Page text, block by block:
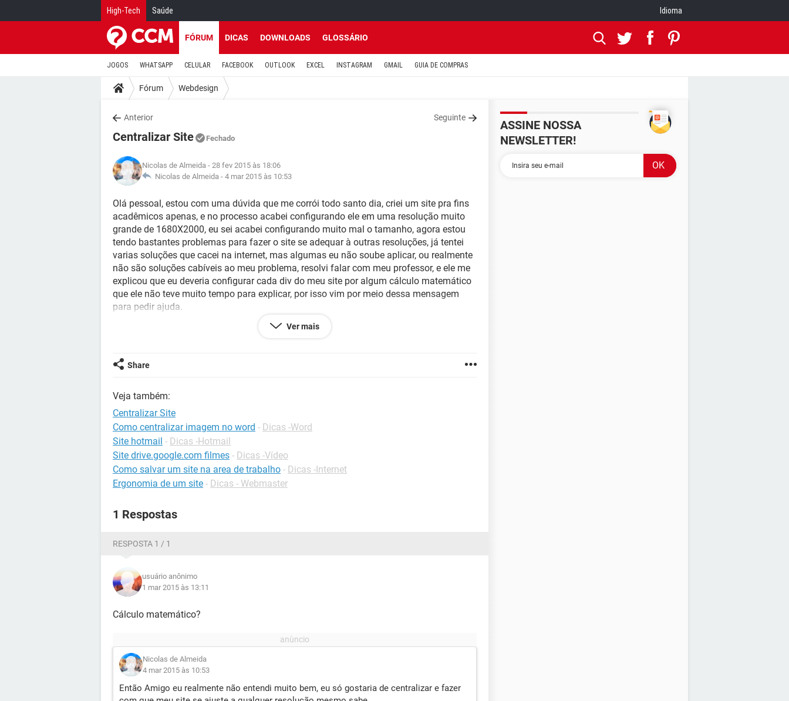
High-Tech Saúde Idioma
FÓRUM DICAS DOWNLOADS GLOSSÁRIO
JOGOS WHATSAPP CELULAR FACEBOOK OUTLOOK EXCEL INSTAGRAM GMAIL GUIA DE COMPRAS
Fórum Webdesign
Anterior Seguinte
Centralizar Site Fechado
Nicolas de Almeida - 28 fev 2015 às 18:06
Nicolas de Almeida - 4 mar 2015 às 10:53
Olá pessoal, estou com uma dúvida que me corrói todo santo dia, criei um site pra fins
acadêmicos apenas, e no processo acabei configurando ele em uma resolução muito
grande de 1680X2000, eu sei acabei configurando muito mal o tamanho, agora estou
tendo bastantes problemas para fazer o site se adequar à outras resoluções, já tentei
varias soluções que cacei na internet, mas algumas eu não soube aplicar, ou realmente
não são soluções cabíveis ao meu problema, resolvi falar com meu professor, e ele me
explicou que eu deveria configurar cada div do meu site por algum cálculo matemático
que ele não teve muito tempo para explicar, por isso vim por meio dessa mensagem
para pedir ajuda.
Ver mais
Share
Veja também:
Centralizar Site
Como centralizar imagem no word - Dicas -Word
Site hotmail - Dicas -Hotmail
Site drive.google.com filmes - Dicas -Vídeo
Como salvar um site na area de trabalho - Dicas -Internet
Ergonomia de um site - Dicas - Webmaster
1 Respostas
RESPOSTA 1 / 1
usuário anônimo
1 mar 2015 às 13:11
Cálculo matemático?
Nicolas de Almeida
4 mar 2015 às 10:53
Então Amigo eu realmente não entendi muito bem, eu só gostaria de centralizar e fazer
ASSINE NOSSA
NEWSLETTER!